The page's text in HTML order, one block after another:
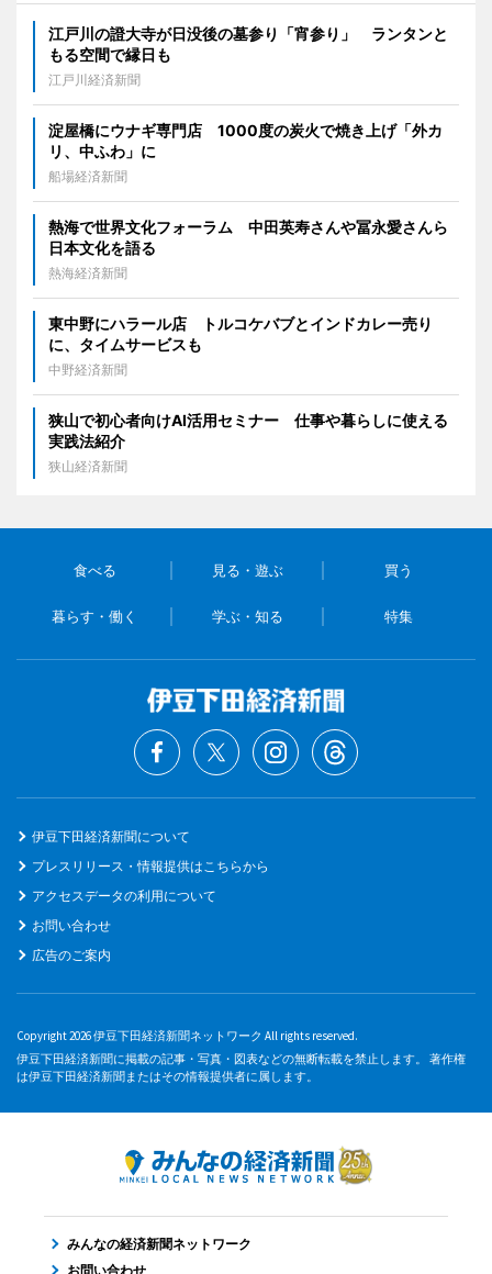
江戸川の證大寺が日没後の墓参り「宵参り」 ランタンと
もる空間で縁日も
江戸川経済新聞
淀屋橋にウナギ専門店 1000度の炭火で焼き上げ「外カ
リ、中ふわ」に
船場経済新聞
熱海で世界文化フォーラム 中田英寿さんや冨永愛さんら
日本文化を語る
熱海経済新聞
東中野にハラール店 トルコケバブとインドカレー売り
に、タイムサービスも
中野経済新聞
狭山で初心者向けAI活用セミナー 仕事や暮らしに使える
実践法紹介
狭山経済新聞
食べる 見る・遊ぶ 買う
暮らす・働く 学ぶ・知る 特集
伊豆下田経済新聞について
プレスリリース・情報提供はこちらから
アクセスデータの利用について
お問い合わせ
広告のご案内
Copyright 2026 伊豆下田経済新聞ネットワーク All rights reserved.
伊豆下田経済新聞に掲載の記事・写真・図表などの無断転載を禁止します。 著作権
は伊豆下田経済新聞またはその情報提供者に属します。
みんなの経済新聞ネットワーク
お問い合わせ